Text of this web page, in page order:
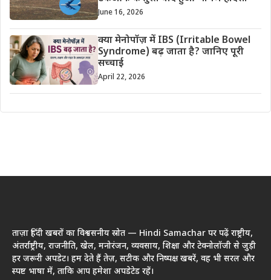
June 16, 2026
क्या मेनोपॉज़ में IBS (Irritable Bowel
Syndrome) बढ़ जाता है? जानिए पूरी
सच्चाई
April 22, 2026
ताज़ा हिंदी खबरों का विश्वसनीय स्रोत — Hindi Samachar पर पढ़ें राष्ट्रीय,
अंतर्राष्ट्रीय, राजनीति, खेल, मनोरंजन, व्यवसाय, शिक्षा और टेक्नोलॉजी से जुड़ी
हर जरूरी अपडेट। हम देते हैं तेज़, सटीक और निष्पक्ष खबरें, वह भी सरल और
स्पष्ट भाषा में, ताकि आप हमेशा अपडेटेड रहें।